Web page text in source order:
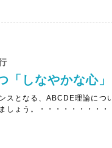
しなやかな心
となる、ABCDE理論につ
しょう。・・・・・・・・